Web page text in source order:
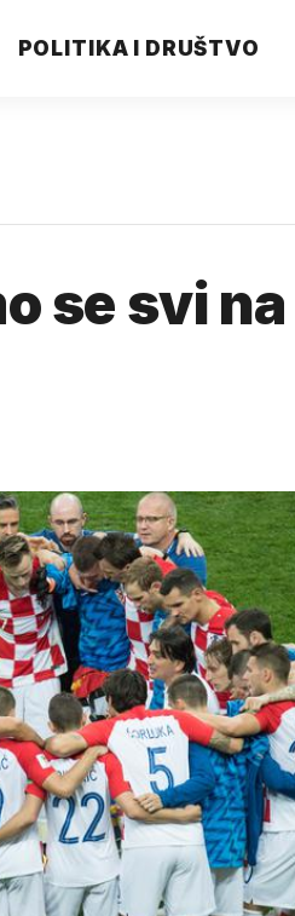
POLITIKA I DRUŠTVO
se svi na